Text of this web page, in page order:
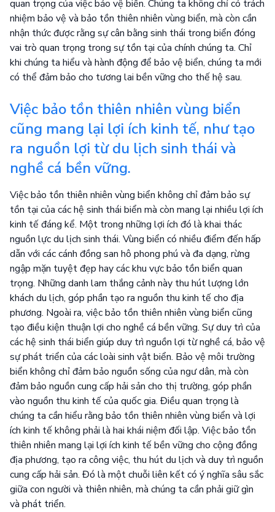
quan trọng của việc bảo vệ biển. Chúng ta không chỉ có trách
nhiệm bảo vệ và bảo tồn thiên nhiên vùng biển, mà còn cần
nhận thức được rằng sự cân bằng sinh thái trong biển đóng
vai trò quan trọng trong sự tồn tại của chính chúng ta. Chỉ
khi chúng ta hiểu và hành động để bảo vệ biển, chúng ta mới
có thể đảm bảo cho tương lai bền vững cho thế hệ sau.
Việc bảo tồn thiên nhiên vùng biển
cũng mang lại lợi ích kinh tế, như tạo
ra nguồn lợi từ du lịch sinh thái và
nghề cá bền vững.
Việc bảo tồn thiên nhiên vùng biển không chỉ đảm bảo sự
tồn tại của các hệ sinh thái biển mà còn mang lại nhiều lợi ích
kinh tế đáng kể. Một trong những lợi ích đó là khai thác
nguồn lực du lịch sinh thái. Vùng biển có nhiều điểm đến hấp
dẫn với các cánh đồng san hô phong phú và đa dạng, rừng
ngập mặn tuyệt đẹp hay các khu vực bảo tồn biển quan
trọng. Những danh lam thắng cảnh này thu hút lượng lớn
khách du lịch, góp phần tạo ra nguồn thu kinh tế cho địa
phương. Ngoài ra, việc bảo tồn thiên nhiên vùng biển cũng
tạo điều kiện thuận lợi cho nghề cá bền vững. Sự duy trì của
các hệ sinh thái biển giúp duy trì nguồn lợi từ nghề cá, bảo vệ
sự phát triển của các loài sinh vật biển. Bảo vệ môi trường
biển không chỉ đảm bảo nguồn sống của ngư dân, mà còn
đảm bảo nguồn cung cấp hải sản cho thị trường, góp phần
vào nguồn thu kinh tế của quốc gia. Điều quan trọng là
chúng ta cần hiểu rằng bảo tồn thiên nhiên vùng biển và lợi
ích kinh tế không phải là hai khái niệm đối lập. Việc bảo tồn
thiên nhiên mang lại lợi ích kinh tế bền vững cho cộng đồng
địa phương, tạo ra công việc, thu hút du lịch và duy trì nguồn
cung cấp hải sản. Đó là một chuỗi liên kết có ý nghĩa sâu sắc
giữa con người và thiên nhiên, mà chúng ta cần phải giữ gìn
và phát triển.